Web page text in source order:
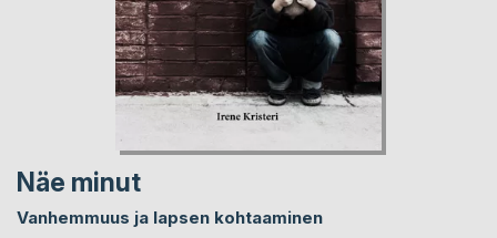
Näe minut
Vanhemmuus ja lapsen kohtaaminen